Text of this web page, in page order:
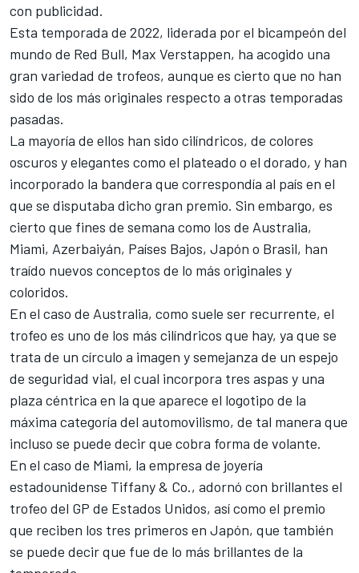
con publicidad.
Esta temporada de 2022, liderada por el bicampeón del
mundo de Red Bull, Max Verstappen, ha acogido una
gran variedad de trofeos, aunque es cierto que no han
sido de los más originales respecto a otras temporadas
pasadas.
La mayoría de ellos han sido cilíndricos, de colores
oscuros y elegantes como el plateado o el dorado, y han
incorporado la bandera que correspondía al país en el
que se disputaba dicho gran premio. Sin embargo, es
cierto que fines de semana como los de Australia,
Miami, Azerbaiyán, Países Bajos, Japón o Brasil, han
traído nuevos conceptos de lo más originales y
coloridos.
En el caso de Australia, como suele ser recurrente, el
trofeo es uno de los más cilíndricos que hay, ya que se
trata de un círculo a imagen y semejanza de un espejo
de seguridad vial, el cual incorpora tres aspas y una
plaza céntrica en la que aparece el logotipo de la
máxima categoría del automovilismo, de tal manera que
incluso se puede decir que cobra forma de volante.
En el caso de Miami, la empresa de joyería
estadounidense Tiffany & Co., adornó con brillantes el
trofeo del GP de Estados Unidos, así como el premio
que reciben los tres primeros en Japón, que también
se puede decir que fue de lo más brillantes de la